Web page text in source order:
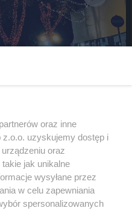
na Boże
oraz inne
uzyskujemy dostęp i
oraz
jak unikalne
wysyłane przez
w celu zapewniania
spersonalizowanych